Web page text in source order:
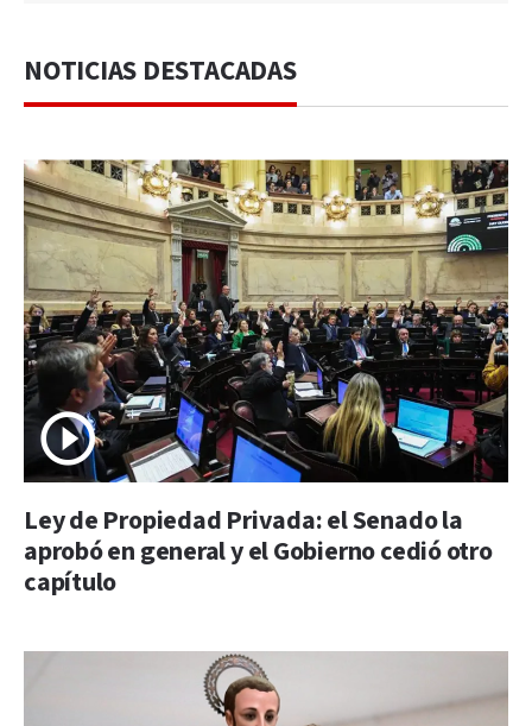
NOTICIAS DESTACADAS
Ley de Propiedad Privada: el Senado la
aprobó en general y el Gobierno cedió otro
capítulo